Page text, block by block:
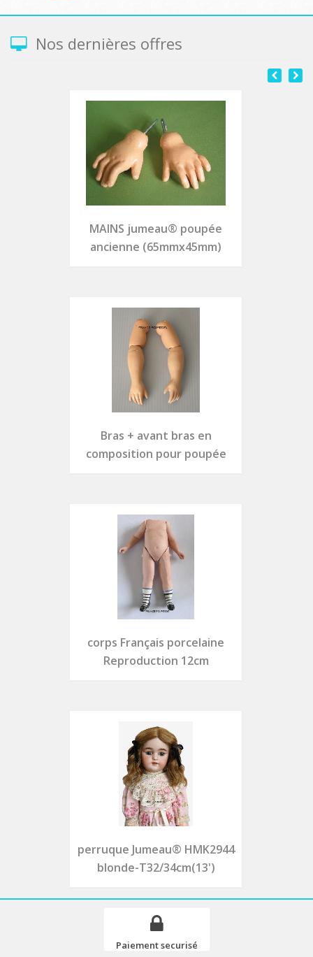
Nos dernières offres
MAINS jumeau® poupée
ancienne (65mmx45mm)
Bras + avant bras en
composition pour poupée
corps Français porcelaine
Reproduction 12cm
perruque Jumeau® HMK2944
blonde-T32/34cm(13')
Paiement securisé